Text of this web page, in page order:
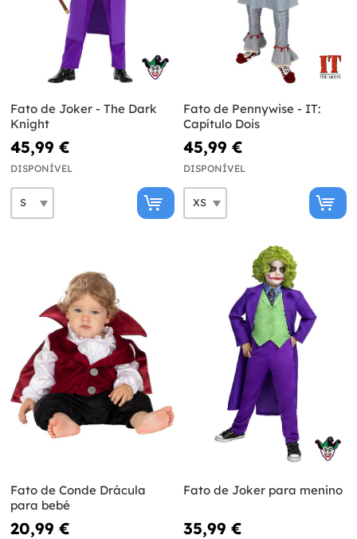
Fato de Joker - The Dark
Knight
45,99 €
DISPONÍVEL
Fato de Pennywise - IT:
Capítulo Dois
45,99 €
DISPONÍVEL
Fato de Conde Drácula
para bebé
20,99 €
Fato de Joker para menino
35,99 €